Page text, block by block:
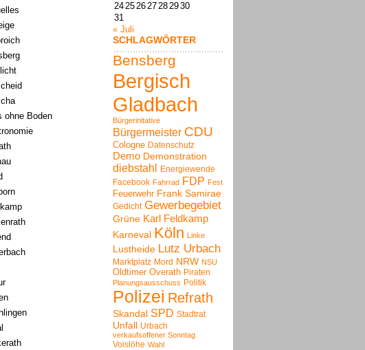
ohne Boden
24252627282930
31
« Juli
SCHLAGWÖRTER
Bensberg
Bergisch
Gladbach
Bürgerinitative
Bürgermeister CDU
Cologne Datenschutz
Demo Demonstration
diebstahl Energiewende
Facebook Fahrrad FDP Fest
Feuerwehr Frank Samirae
Gedicht Gewerbegebiet
Grüne Karl Feldkamp
Karneval Köln Linke
Lustheide Lutz Urbach
Marktplatz Mord NRW NSU
Oldtimer Overath Piraten
Planungsausschuss Politik
Polizei Refrath
Skandal SPD Stadtrat
Unfall Urbach
verkaufsoffener Sonntag
Voislöhe Wahl